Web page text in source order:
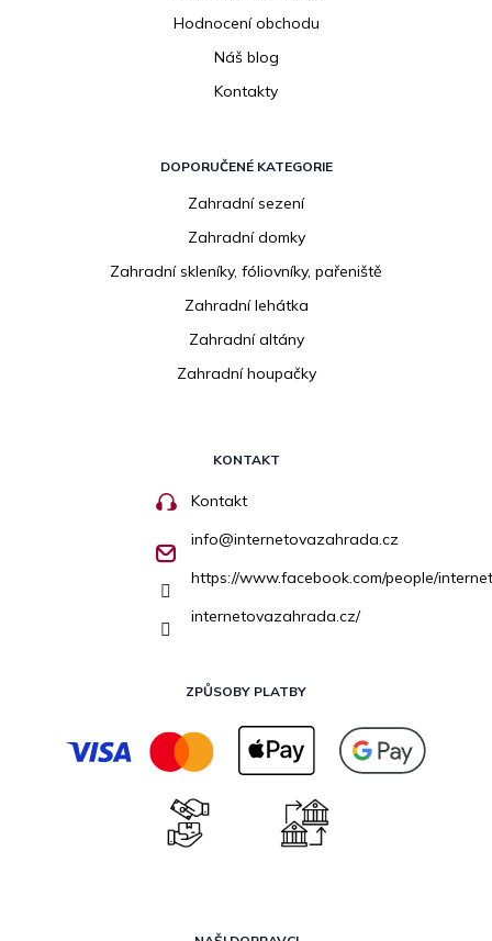
Hodnocení obchodu
Náš blog
Kontakty
DOPORUČENÉ KATEGORIE
Zahradní sezení
Zahradní domky
Zahradní skleníky, fóliovníky, pařeniště
Zahradní lehátka
Zahradní altány
Zahradní houpačky
KONTAKT
Kontakt
info@internetovazahrada.cz
https://www.facebook.com/people/
internetovazahrada.cz/
ZPŮSOBY PLATBY